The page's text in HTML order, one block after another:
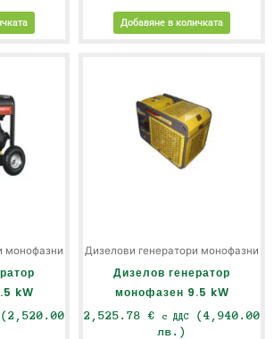
Добавяне в количката
монофазни
kW
(2,520.00
Дизелови генератори монофазни
Дизелов генератор
монофазен 9.5 kW
2,525.78 € с ДДС
(4,940.00
лв.)